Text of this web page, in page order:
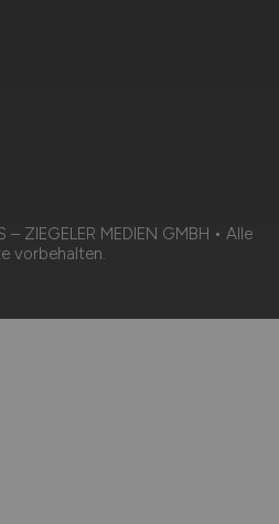
ZIEGELER MEDIEN GMBH • Alle
vorbehalten.